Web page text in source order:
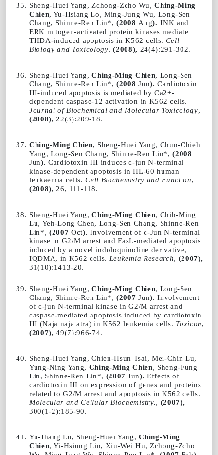
Sheng-Huei Yang, Zchong-Zcho Wu,Ching-Ming
Chien, Yu-Hsiang Lo, Ming-Jung Wu, Long-Sen
Chang, Shinne-Ren Lin*,(2008 Aug). JNK and
ERK mitogen-activated protein kinases mediate
THDA-induced apoptosis in K562 cells. Cell
Biology and Toxicology,(2008), 24(4):291-302.
Sheng-Huei Yang,Ching-Ming Chien, Long-Sen
Chang, Shinne-Ren Lin*,(2008Jun). Cardiotoxin
III-induced apoptosis is mediated by Ca2+-
dependent caspase-12 activation in K562 cells.
Journal of Biochemical and Molecular Toxicology,
(2008), 22(3):209-18.
Ching-Ming Chien, Sheng-Huei Yang, Chun-Chieh
Yang, Long-Sen Chang, Shinne-Ren Lin*,(2008
Jun). Cardiotoxin III induces c-jun N-terminal
kinase-dependent apoptosis in HL-60 human
leukaemia cells.Cell Biochemistry and Function,
(2008), 26, 111-118.
Sheng-Huei Yang,Ching-Ming Chien, Chih-Ming
Lu, Yeh-Long Chen, Long-Sen Chang, Shinne-Ren
Lin*,(2007Oct). Involvement of c-Jun N-terminal
kinase in G2/M arrest and FasL-mediated apoptosis
induced by a novel indoloquinoline derivative,
IQDMA, in K562 cells. Leukemia Research, (2007),
31(10):1413-20.
Sheng-Huei Yang,Ching-Ming Chien, Long-Sen
Chang, Shinne-Ren Lin*,(2007Jun). Involvement
of c-jun N-terminal kinase in G2/M arrest and
caspase-mediated apoptosis induced by cardiotoxin
III (Naja naja atra) in K562 leukemia cells. Toxicon,
(2007),49(7):966-74.
Sheng-Huei Yang, Chien-Hsun Tsai, Mei-Chin Lu,
Yung-Ning Yang, Ching-Ming Chien, Sheng-Fung
Lin, Shinne-Ren Lin*, (2007 Jun). Effects of
cardiotoxin III on expression of genes and proteins
related to G2/M arrest and apoptosis in K562 cells.
Molecular and Cellular Biochemistry., (2007),
300(1-2):185-90.
Yu-Jhang Lu, Sheng-Huei Yang, Ching-Ming
Chien, Yi-Hsiung Lin, Xiu-Wei Hu, Zchong-Zcho